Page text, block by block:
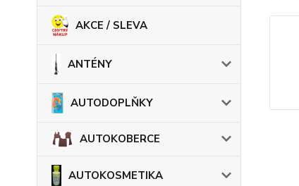
AKCE / SLEVA
ANTÉNY
AUTODOPLŇKY
AUTOKOBERCE
AUTOKOSMETIKA